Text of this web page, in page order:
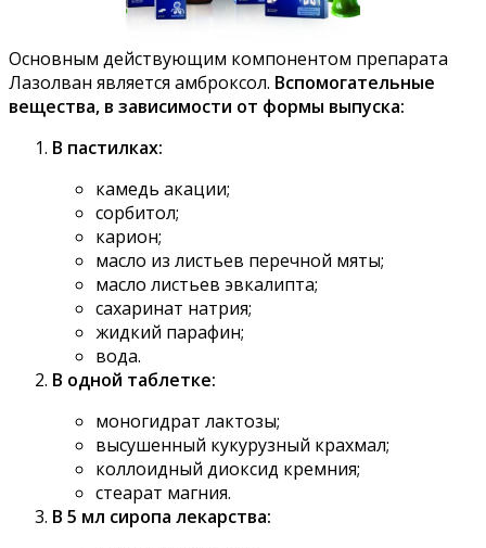
Основным действующим компонентом препарата
Лазолван является амброксол. Вспомогательные
вещества, в зависимости от формы выпуска:
В пастилках:
камедь акации;
сорбитол;
карион;
масло из листьев перечной мяты;
масло листьев эвкалипта;
сахаринат натрия;
жидкий парафин;
вода.
В одной таблетке:
моногидрат лактозы;
высушенный кукурузный крахмал;
коллоидный диоксид кремния;
стеарат магния.
В 5 мл сиропа лекарства: